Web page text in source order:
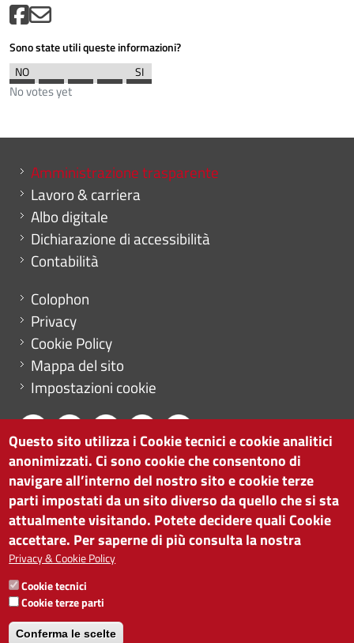
Sono state utili queste informazioni?
No votes yet
Mini menu di servizio
Amministrazione trasparente
Lavoro & carriera
Albo digitale
Dichiarazione di accessibilità
Contabilità
Menu footer
Colophon
Privacy
Cookie Policy
Mappa del sito
Impostazioni cookie
CAMERA DI COMMERCIO DI BOLZANO
via Alto Adige 60 | I-39100 Bolzano
tel. 0471 945 511 |info@camcom.bz.it
Partita IVA: 00376420212
ISTITUTO PER LA PROMOZIONE DELLO
SVILUPPO ECONOMICO
Partita IVA: 01716880214
Questo sito utilizza i Cookie tecnici e cookie analitici
anonimizzati. Ci sono cookie che consentono di
navigare all’interno del nostro sito e cookie terze
parti impostati da un sito diverso da quello che si sta
attualmente visitando. Potete decidere quali Cookie
accettare. Per saperne di più consulta la nostra
Privacy & Cookie Policy
Cookie tecnici
Cookie terze parti
Conferma le scelte